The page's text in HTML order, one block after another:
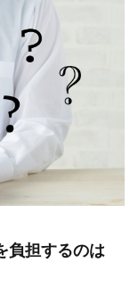
負担するのは